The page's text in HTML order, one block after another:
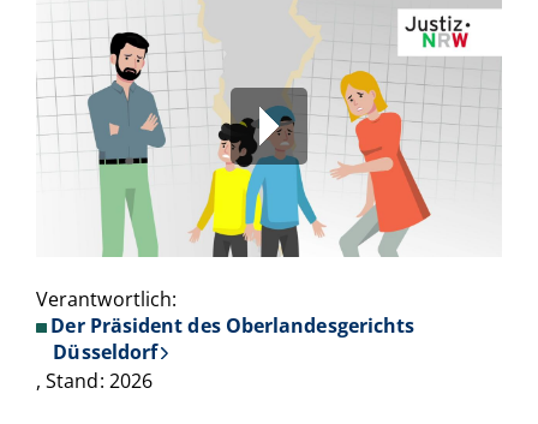
00:00 / 00:00
Verantwortlich:
Der Präsident des Oberlandesgerichts
Düsseldorf
, Stand: 2026